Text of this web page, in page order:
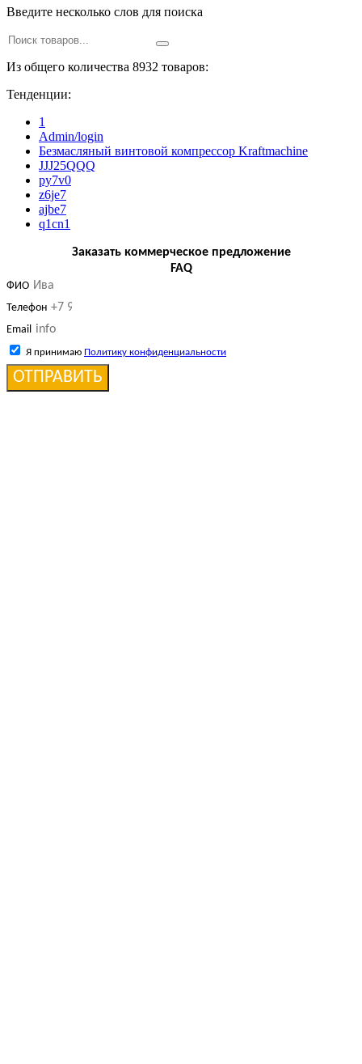
Введите несколько слов для поиска
Из общего количества 8932 товаров:
Тенденции:
1
Admin/login
Безмасляный винтовой компрессор Kraftmaсhine
JJJ25QQQ
py7v0
z6je7
ajbe7
q1cn1
Заказать коммерческое предложение
FAQ
ФИО
Телефон
Email
Я принимаю Политику конфиденциальности
ОТПРАВИТЬ